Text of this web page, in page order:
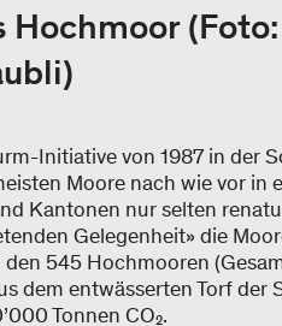
Initiative von 1987 in der
Moore nach wie vor in
Kantonen nur selten
Gelegenheit» die
545 Hochmooren
dem entwässerten Torf der
Tonnen CO₂.